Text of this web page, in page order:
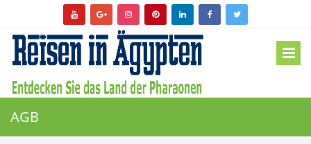
AGB